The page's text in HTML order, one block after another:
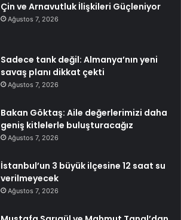
Çin ve Arnavutluk İlişkileri Güçleniyor
Ağustos 7, 2026
Sadece tank değil: Almanya’nın yeni
savaş planı dikkat çekti
Ağustos 7, 2026
Bakan Göktaş: Aile değerlerimizi daha
geniş kitlelerle buluşturacağız
Ağustos 7, 2026
İstanbul’un 3 büyük ilçesine 12 saat su
verilmeyecek
Ağustos 7, 2026